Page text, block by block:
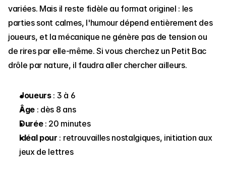
variées. Mais il reste fidèle au format originel : les
parties sont calmes, l'humour dépend entièrement des
joueurs, et la mécanique ne génère pas de tension ou
de rires par elle-même. Si vous cherchez un Petit Bac
drôle par nature, il faudra aller chercher ailleurs.
Joueurs : 3 à 6
Âge : dès 8 ans
Durée : 20 minutes
Idéal pour : retrouvailles nostalgiques, initiation aux
jeux de lettres